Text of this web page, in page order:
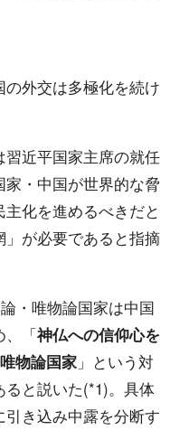
外交は多極化を続け
近平国家主席の就任
・中国が世界的な脅
化を進めるべきだと
が必要であると指摘
・唯物論国家は中国
、「神仏への信仰心を
物論国家 」という対
と説いた(*1)。具体
き込み中露を分断す